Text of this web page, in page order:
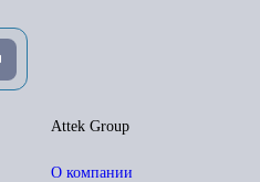
Attek Group
О компании